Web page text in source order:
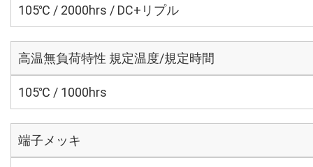
105℃ / 2000hrs / DC+リプル
高温無負荷特性 規定温度/規定時間
105℃ / 1000hrs
端子メッキ